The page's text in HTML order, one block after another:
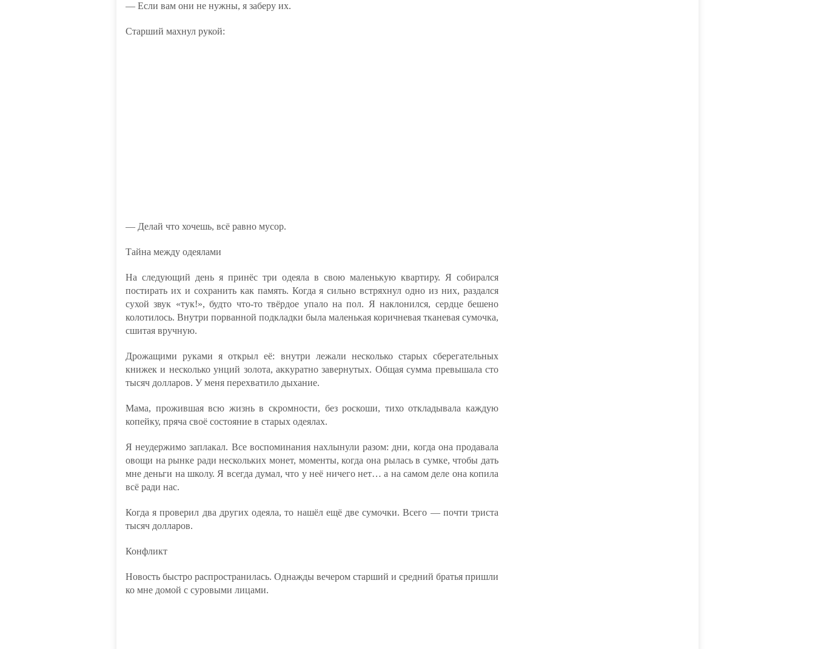
— Если вам они не нужны, я заберу их.
Старший махнул рукой:
— Делай что хочешь, всё равно мусор.
Тайна между одеялами
На следующий день я принёс три одеяла в свою маленькую квартиру. Я собирался
постирать их и сохранить как память. Когда я сильно встряхнул одно из них, раздался
сухой звук «тук!», будто что-то твёрдое упало на пол. Я наклонился, сердце бешено
колотилось. Внутри порванной подкладки была маленькая коричневая тканевая сумочка,
сшитая вручную.
Дрожащими руками я открыл её: внутри лежали несколько старых сберегательных
книжек и несколько унций золота, аккуратно завернутых. Общая сумма превышала сто
тысяч долларов. У меня перехватило дыхание.
Мама, прожившая всю жизнь в скромности, без роскоши, тихо откладывала каждую
копейку, пряча своё состояние в старых одеялах.
Я неудержимо заплакал. Все воспоминания нахлынули разом: дни, когда она продавала
овощи на рынке ради нескольких монет, моменты, когда она рылась в сумке, чтобы дать
мне деньги на школу. Я всегда думал, что у неё ничего нет… а на самом деле она копила
всё ради нас.
Когда я проверил два других одеяла, то нашёл ещё две сумочки. Всего — почти триста
тысяч долларов.
Конфликт
Новость быстро распространилась. Однажды вечером старший и средний братья пришли
ко мне домой с суровыми лицами.